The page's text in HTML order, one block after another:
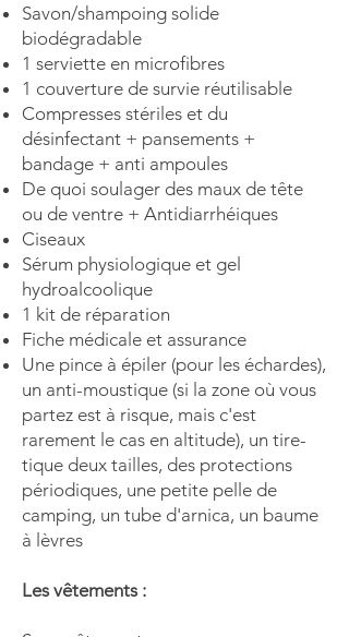
Savon/shampoing solide
biodégradable
1 serviette en microfibres​
1 couverture de survie réutilisable
Compresses stériles et du
désinfectant + pansements +
bandage + anti ampoules
De quoi soulager des maux de tête
ou de ventre + Antidiarrhéiques
Ciseaux
Sérum physiologique et gel
hydroalcoolique
1 kit de réparation
Fiche médicale et assurance
Une pince à épiler (pour les échardes),
un anti-moustique (si la zone où vous
partez est à risque, mais c'est
rarement le cas en altitude), un tire-
tique deux tailles, des protections
périodiques, une petite pelle de
camping, un tube d'arnica, un baume
à lèvres
Les vêtements :